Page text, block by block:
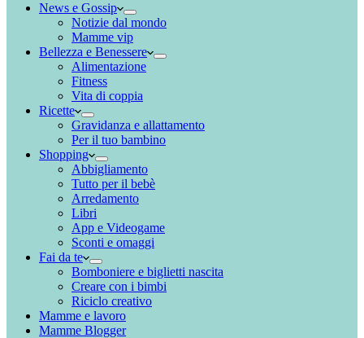
News e Gossip
Notizie dal mondo
Mamme vip
Bellezza e Benessere
Alimentazione
Fitness
Vita di coppia
Ricette
Gravidanza e allattamento
Per il tuo bambino
Shopping
Abbigliamento
Tutto per il bebè
Arredamento
Libri
App e Videogame
Sconti e omaggi
Fai da te
Bomboniere e biglietti nascita
Creare con i bimbi
Riciclo creativo
Mamme e lavoro
Mamme Blogger